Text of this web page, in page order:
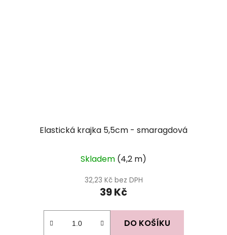
Elastická krajka 5,5cm - smaragdová
Skladem (4,2 m)
32,23 Kč bez DPH
39 Kč
DO KOŠÍKU